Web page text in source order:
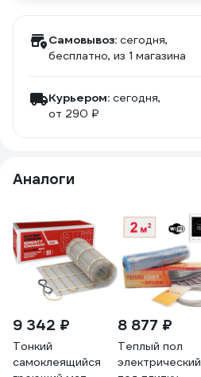
Самовывоз: сегодня,
бесплатно, из 1 магазина
Курьером: сегодня,
от 290 ₽
Аналоги
9 342 ₽
Тонкий
самоклеящийся
8 877 ₽
Теплый пол
электрический